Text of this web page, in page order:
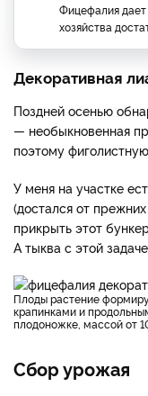
Фицефалия дает
хозяйства
Декоративная
Поздней осенью
— необыкновенная
поэтому
У меня на участке
(достался от
прикрыть этот
А тыква с этой
Плоды растение формирует овальные, светло-зеленые с белыми
крапинками и
плодоножке, массой от
Сбор урожая